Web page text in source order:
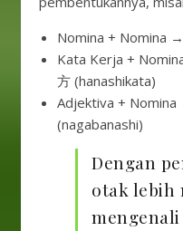
Nomina + Nomina
Kata Kerja +
方 (hanashikata)
Adjektiva +
(nagabanashi)
Dengan
otak lebih